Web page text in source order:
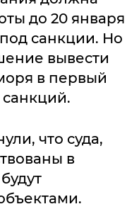
до 20 января
санкции. Но
вывести
в первый
что суда,
в